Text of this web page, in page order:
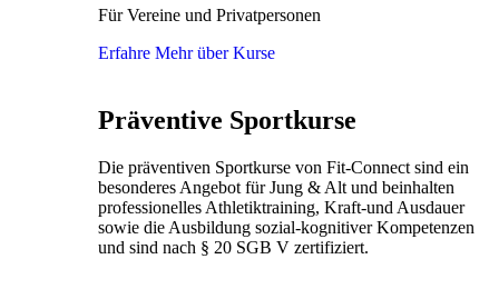
Für Vereine und Privatpersonen
Erfahre Mehr über Kurse
Präventive Sportkurse
Die präventiven Sportkurse von Fit-Connect sind ein
besonderes Angebot für Jung & Alt und beinhalten
professionelles Athletiktraining, Kraft-und Ausdauer
sowie die Ausbildung sozial-kognitiver Kompetenzen
und sind nach § 20 SGB V zertifiziert.